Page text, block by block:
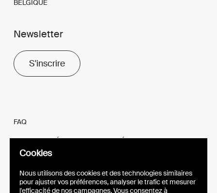
BELGIQUE
Newsletter
S'inscrire
FAQ
MENTIONS LÉGALES ET VIE PRIVÉE
Cookies
Nous utilisons des cookies et des technologies similaires
pour ajuster vos préférences, analyser le trafic et mesurer
l'efficacité de nos campagnes. Vous consentez à